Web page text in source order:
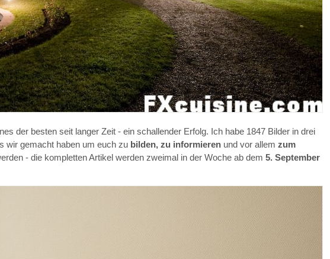
der besten seit langer Zeit - ein schallender Erfolg. Ich habe 1847 Bilder in drei
wir gemacht haben um euch zu bilden, zu informieren und vor allem zum
- die kompletten Artikel werden zweimal in der Woche ab dem 5. September